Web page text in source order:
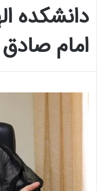
دانشکده
امام صادق